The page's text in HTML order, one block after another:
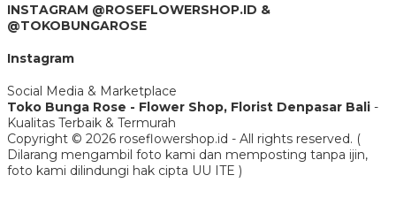
INSTAGRAM @ROSEFLOWERSHOP.ID &
@TOKOBUNGAROSE
Instagram
Social Media & Marketplace
Toko Bunga Rose - Flower Shop, Florist Denpasar Bali -
Kualitas Terbaik & Termurah
Copyright © 2026 roseflowershop.id - All rights reserved. (
Dilarang mengambil foto kami dan memposting tanpa ijin,
foto kami dilindungi hak cipta UU ITE )